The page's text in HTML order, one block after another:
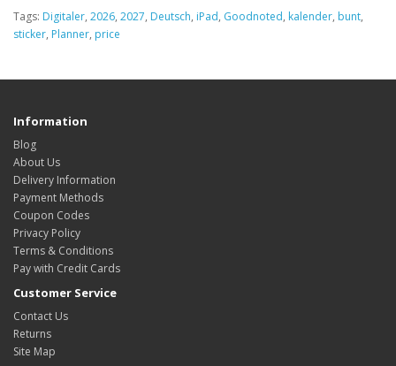
Tags: Digitaler, 2026, 2027, Deutsch, iPad, Goodnoted, kalender, bunt,
sticker, Planner, price
Information
Blog
About Us
Delivery Information
Payment Methods
Coupon Codes
Privacy Policy
Terms & Conditions
Pay with Credit Cards
Customer Service
Contact Us
Returns
Site Map